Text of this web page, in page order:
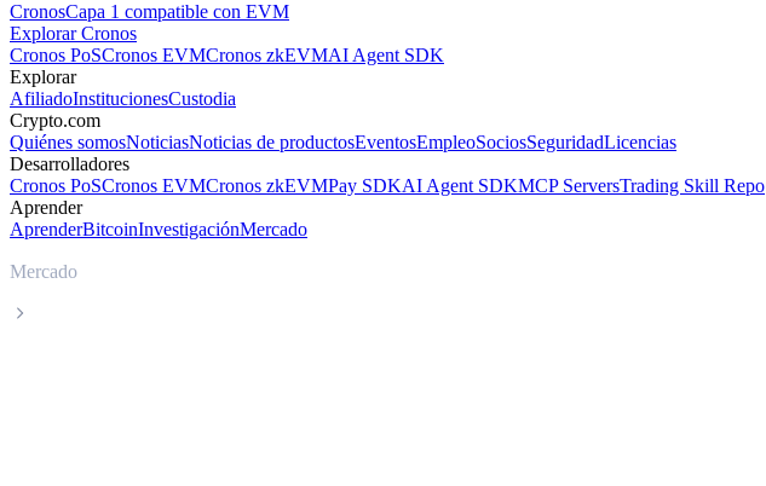
CronosCapa 1 compatible con EVM
Explorar Cronos
Cronos PoSCronos EVMCronos zkEVMAI Agent SDK
Explorar
AfiliadoInstitucionesCustodia
Crypto.com
Quiénes somosNoticiasNoticias de productosEventosEmpleoSociosSeguridadLicencias
Desarrolladores
Cronos PoSCronos EVMCronos zkEVMPay SDKAI Agent SDKMCP ServersTrading Skill Repo
Aprender
AprenderBitcoinInvestigaciónMercado
Mercado